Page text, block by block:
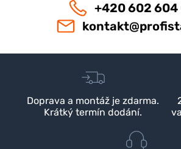
+420 602 604
Doprava a montáž je zdarma.
Krátký termín dodání.